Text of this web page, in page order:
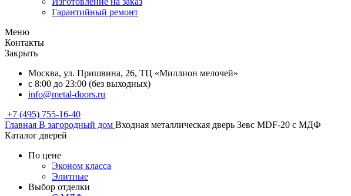
Гарантийный ремонт
Меню
Контакты
Закрыть
Москва, ул. Пришвина, 26, ТЦ «Миллион мелочей»
с 8:00 до 23:00 (без выходных)
info@metal-doors.ru
+7 (495) 755-16-40
Главная В загородный дом Входная металлическая дверь Зевс MDF-20 с МДФ
Каталог дверей
По цене
Эконом класса
Элитные
Выбор отделки